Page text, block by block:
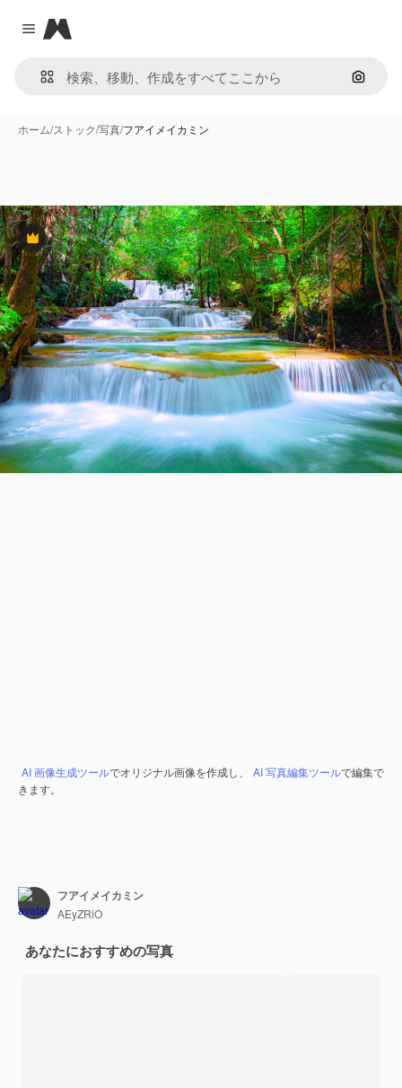
Close menu
Magnific
画像で
ホーム/ストック/写真/フアイメイカミン
Premium
AI 画像生成ツールでオリジナル画像を作成し、 AI 写真編集ツールで編集で
きます。
フアイメイカミン
AEyZRiO
あなたにおすすめの写真